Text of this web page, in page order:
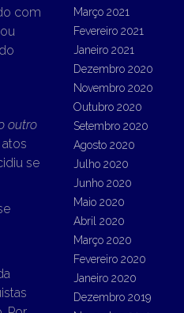
com
outro
se
Março 2021
Fevereiro 2021
Janeiro 2021
Dezembro 2020
Novembro 2020
Outubro 2020
Setembro 2020
Agosto 2020
Julho 2020
Junho 2020
Maio 2020
Abril 2020
Março 2020
Fevereiro 2020
Janeiro 2020
Dezembro 2019